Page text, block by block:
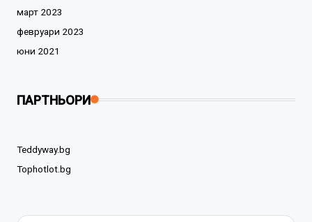
март 2023
февруари 2023
юни 2021
ПАРТНЬОРИ
Teddyway.bg
Tophotlot.bg